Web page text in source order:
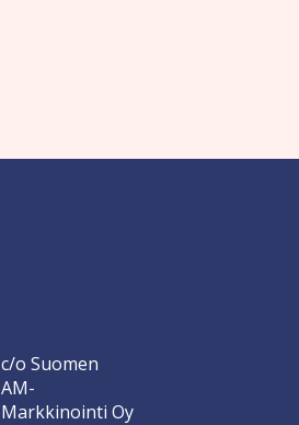
c/o Suomen
AM-
Markkinointi Oy